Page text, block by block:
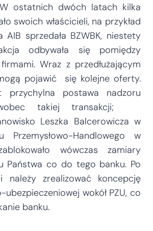
W ostatnich dwóch latach kilka
swoich właścicieli, na przykład
AIB sprzedała BZWBK, niestety
odbywała się pomiędzy
Wraz z przedłużającym
pojawić się kolejne oferty.
przychylna postawa nadzoru
wobec takiej transakcji;
Leszka Balcerowicza w
Przemysłowo-Handlowego w
wówczas zamiary
Państwa co do tego banku. Po
należy zrealizować koncepcję
wokół PZU, co
banku.